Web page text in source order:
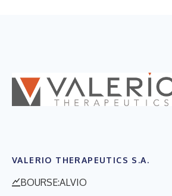
VALERIO THERAPEUTICS S.A.
BOURSE:ALVIO